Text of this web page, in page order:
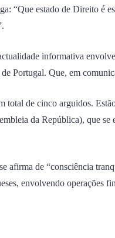
“Que estado de Direito é
informativa
Portugal. Que, em
total de cinco arguidos.
da República), que
afirma de “consciência
envolvendo operações